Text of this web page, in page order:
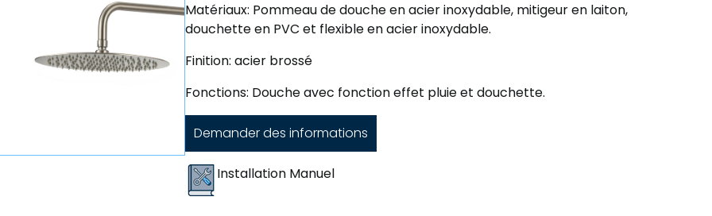
Matériaux: Pommeau de douche en acier inoxydable, mitigeur en laiton,
douchette en PVC et flexible en acier inoxydable.
Finition: acier brossé
Fonctions: Douche avec fonction effet pluie et douchette.
Demander des informations
Installation Manuel